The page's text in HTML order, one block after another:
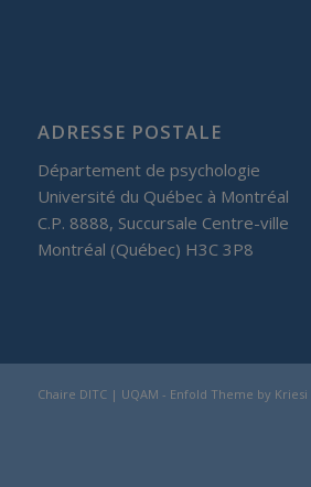
ADRESSE POSTALE
Département de psychologie
Université du Québec à Montréal
C.P. 8888, Succursale Centre-ville
Montréal (Québec) H3C 3P8
Chaire DITC | UQAM - Enfold Theme by Kriesi